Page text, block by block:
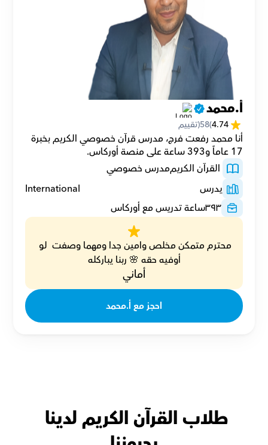
أ.محمد
4.74
(
58(تقييم
17 عاماً و393 ساعة على منصة أوركاس.
القرآن الكريممدرس خصوصي
يدرس
International
٣٩٣ساعة تدريس مع أوركاس
أوفيه حقه 🌸 ربنا يباركله
أماني
احجز مع أ.محمد